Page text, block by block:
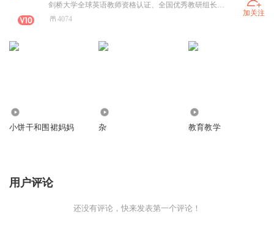
剑桥大学全球英语教师资格认证、全国优秀教研组长、优秀英语教师，原新疆维吾尔自治区骨干教师国培计划新疆小学英语教师培训师，现任北京大学附属小学海口学校英语教师＆全国健身教练资格认证、普拉提垫上认证、基础瑜伽教练认证。
4074
加关注
小饼干和围裙妈妈 杂 教育教学
用户评论
还没有评论，快来发表第一个评论！